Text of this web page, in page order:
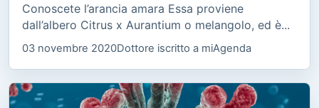
Conoscete l’arancia amara Essa proviene
dall’albero Citrus x Aurantium o melangolo, ed è...
03 novembre 2020Dottore iscritto a miAgenda